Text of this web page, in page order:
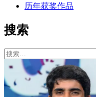
历年获奖作品
搜索
搜
索：